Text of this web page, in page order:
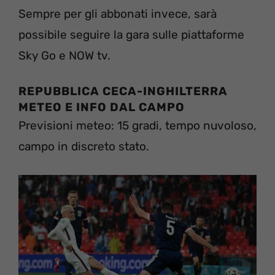
Sempre per gli abbonati invece, sarà
possibile seguire la gara sulle piattaforme
Sky Go e NOW tv.
REPUBBLICA CECA-INGHILTERRA
METEO E INFO DAL CAMPO
Previsioni meteo: 15 gradi, tempo nuvoloso,
campo in discreto stato.